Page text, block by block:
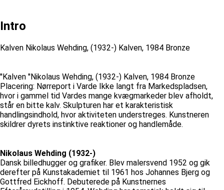
Intro
Kalven Nikolaus Wehding, (1932-) Kalven, 1984 Bronze
''Kalven ''Nikolaus Wehding, (1932-) Kalven, 1984 Bronze
Placering: Nørreport i Varde Ikke langt fra Markedspladsen,
hvor i gammel tid Vardes mange kvægmarkeder blev afholdt,
står en bitte kalv. Skulpturen har et karakteristisk
handlingsindhold, hvor aktiviteten understreges. Kunstneren
skildrer dyrets instinktive reaktioner og handlemåde.
Nikolaus Wehding (1932-)
Dansk billedhugger og grafiker. Blev malersvend 1952 og gik
derefter på Kunstakademiet til 1961 hos Johannes Bjerg og
Gottfred Eickhoff. Debuterede på Kunstnernes